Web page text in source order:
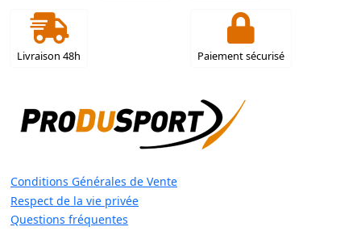
Livraison 48h Paiement sécurisé
Conditions Générales de Vente
Respect de la vie privée
Questions fréquentes